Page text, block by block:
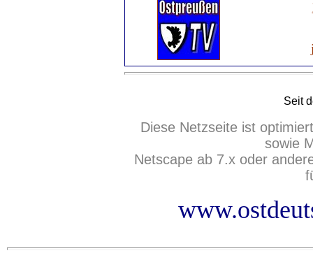
Seit
Diese Netzseite ist
sowie
Netscape ab 7.x oder